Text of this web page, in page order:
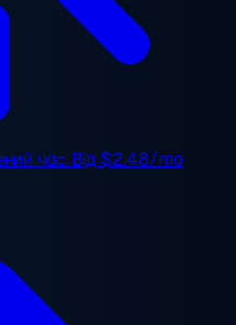
час. Від$2.48/mo